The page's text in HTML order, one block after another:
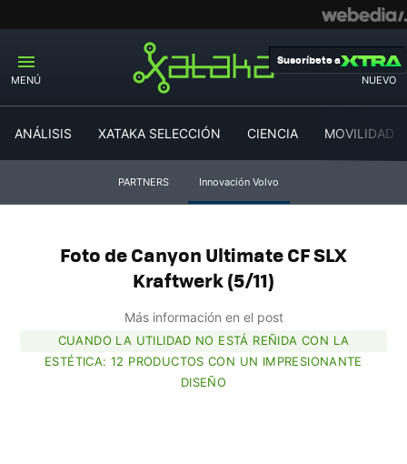
MENÚ NUEVO
Suscríbete a
ANÁLISIS XATAKA SELECCIÓN CIENCIA MOVILIDAD
PARTNERS Innovación Volvo
Foto de Canyon Ultimate CF SLX
Kraftwerk (5/11)
Más información en el post
CUANDO LA UTILIDAD NO ESTÁ REÑIDA CON LA
ESTÉTICA: 12 PRODUCTOS CON UN IMPRESIONANTE
DISEÑO